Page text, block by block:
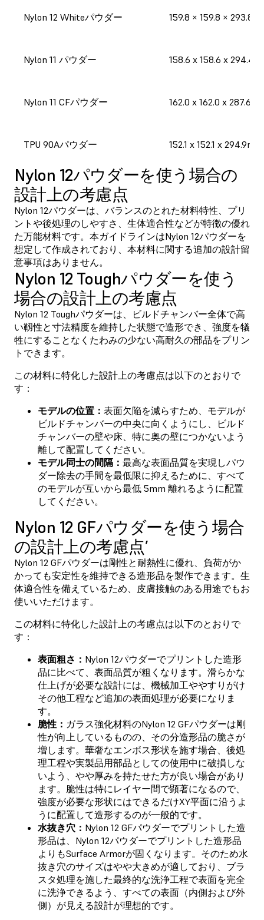
Nylon 12 Whiteパウダー 159.8 × 159.8 ×
Nylon 11 パウダー 158.6 x 158.6 x
Nylon 11 CFパウダー 162.0 x 162.0 x
TPU 90Aパウダー 152.1 x 152.1 x 294.9mm
Nylon 12パウダーを使う場合の
設計上の考慮点
Nylon 12パウダーは、バランスのとれた材料特性、プリ
ントや後処理のしやすさ、生体適合性などが特徴の優れ
た万能材料です。本ガイドラインはNylon 12パウダーを
想定して作成されており、本材料に関する追加の設計留
意事項はありません。
Nylon 12 Toughパウダーを使う
場合の設計上の考慮点
Nylon 12 Toughパウダーは、ビルドチャンバー全体で高
い靱性と寸法精度を維持した状態で造形でき、強度を犠
牲にすることなくたわみの少ない高耐久の部品をプリン
トできます。
この材料に特化した設計上の考慮点は以下のとおりで
す：
モデルの位置： 表面欠陥を減らすため、モデルが
ビルドチャンバーの中央に向くようにし、ビルド
チャンバーの壁や床、特に奥の壁につかないよう
離して配置してください。
モデル同士の間隔： 最高な表面品質を実現しパウ
ダー除去の手間を最低限に抑えるために、すべて
のモデルが互いから最低 5mm 離れるように配置
してください。
Nylon 12 GFパウダーを使う場合
の設計上の考慮点’
Nylon 12 GFパウダーは剛性と耐熱性に優れ、負荷がか
かっても安定性を維持できる造形品を製作できます。生
体適合性を備えているため、皮膚接触のある用途でもお
使いいただけます。
この材料に特化した設計上の考慮点は以下のとおりで
す：
表面粗さ： Nylon 12パウダーでプリントした造形
品に比べて、表面品質が粗くなります。滑らかな
仕上げが必要な設計には、機械加工ややすりがけ
その他工程など追加の表面処理が必要になりま
す。
脆性： ガラス強化材料のNylon 12 GFパウダーは剛
性が向上しているものの、その分造形品の脆さが
増します。華奢なエンボス形状を施す場合、後処
理工程や実製品用部品としての使用中に破損しな
いよう、やや厚みを持たせた方が良い場合があり
ます。脆性は特にレイヤー間で顕著になるので、
強度が必要な形状にはできるだけXY平面に沿うよ
うに配置して造形するのが一般的です。
水抜き穴： Nylon 12 GFパウダーでプリントした造
形品は、Nylon 12パウダーでプリントした造形品
よりもSurface Armorが固くなります。そのため水
抜き穴のサイズはやや大きめが適しており、ブラ
スタ処理を施した最終的な洗浄工程で表面を完全
に洗浄できるよう、すべての表面（内側および外
側）が見える設計が理想的です。